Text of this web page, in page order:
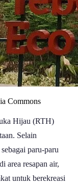
Commons
Hijau (RTH)
Selain
paru-paru
area resapan air,
untuk berekreasi